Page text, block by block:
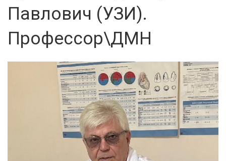
Павлович (УЗИ).
Профессор\ДМН